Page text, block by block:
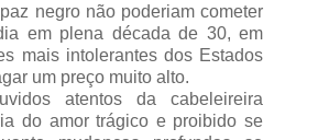
negro não poderiam cometer
em plena década de 30, em
mais intolerantes dos Estados
um preço muito alto.
atentos da cabeleireira
do amor trágico e proibido se